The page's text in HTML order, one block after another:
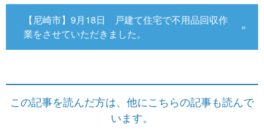
【尼崎市】9月18日 戸建て住宅で不用品回収作
業をさせていただきました。
この記事を読んだ方は、他にこちらの記事も読んで
います。